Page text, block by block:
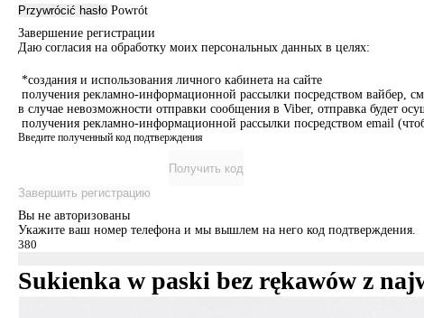
Przywrócić hasło Powrót
Завершение регистрации
Даю согласия на обработку моих персональных данных в целях:
*создания и использования личного кабинета на сайте
получения рекламно-информационной рассылки посредством вайбер,
в случае невозможности отправки сообщения в Viber, отправка будет
получения рекламно-информационной рассылки посредством email
Введите полученный код подтверждения
Получить код
Завершить регистрацию
Вы не авторизованы
Укажите ваш номер телефона и мы вышлем на него код подтверждения.
Sukienka w paski bez rękawów z